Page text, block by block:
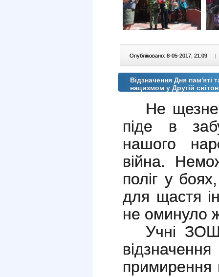
Опубліковано: 8-05-2017, 21:09
Відзначення Дня пам'яті
нацизмом у Другій
Не щезне
піде в
нашого
війна.
поліг у
для щастя
не оминуло
Учні
примирення